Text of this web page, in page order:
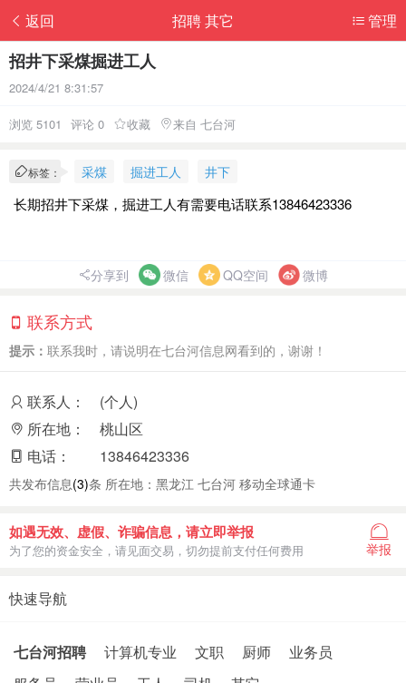
返回 管理
招聘 其它
招井下采煤掘进工人
2024/4/21 8:31:57
浏览 5101 评论 0 收藏 来自 七台河
标签： 采煤 掘进工人 井下
长期招井下采煤，掘进工人有需要电话联系13846423336
分享到 微信 QQ空间 微博
联系方式
提示： 联系我时，请说明在七台河信息网看到的，谢谢！
联系人：
(个人)
所在地：
桃山区
电话：
13846423336
共发布信息(3)条 所在地：黑龙江 七台河 移动全球通卡
如遇无效、虚假、诈骗信息，请立即举报
为了您的资金安全，请见面交易，切勿提前支付任何费用 举报
快速导航
七台河招聘 计算机专业 文职 厨师
业务员